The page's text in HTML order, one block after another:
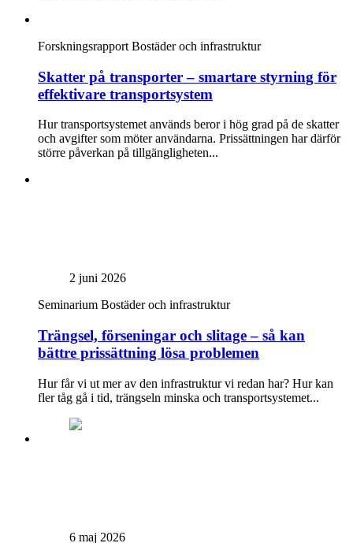
Forskningsrapport Bostäder och infrastruktur
Skatter på transporter – smartare styrning för
effektivare transportsystem
Hur transportsystemet används beror i hög grad på de skatter
och avgifter som möter användarna. Prissättningen har därför
större påverkan på tillgängligheten...
2 juni 2026
Seminarium Bostäder och infrastruktur
Trängsel, förseningar och slitage – så kan
bättre prissättning lösa problemen
Hur får vi ut mer av den infrastruktur vi redan har? Hur kan
fler tåg gå i tid, trängseln minska och transportsystemet...
6 maj 2026